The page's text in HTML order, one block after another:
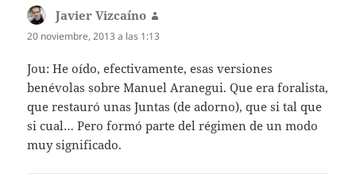
Javier Vizcaíno
20 noviembre, 2013 a las 1:13
Jou: He oído, efectivamente, esas versiones
benévolas sobre Manuel Aranegui. Que era foralista,
que restauró unas Juntas (de adorno), que si tal que
si cual… Pero formó parte del régimen de un modo
muy significado.